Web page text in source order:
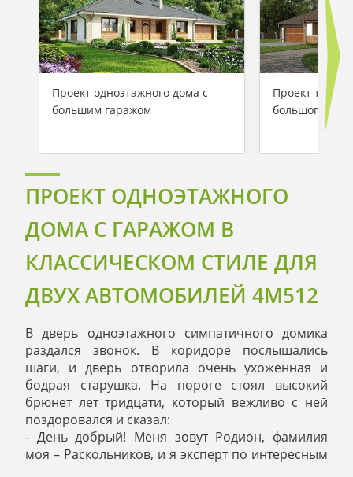
Проект одноэтажного дома с
большим гаражом
Проект
большого
ПРОЕКТ ОДНОЭТАЖНОГО
ДОМА С ГАРАЖОМ В
КЛАССИЧЕСКОМ СТИЛЕ ДЛЯ
ДВУХ АВТОМОБИЛЕЙ 4M512
В дверь одноэтажного симпатичного домика
раздался звонок. В коридоре послышались
шаги, и дверь отворила очень ухоженная и
бодрая старушка. На пороге стоял высокий
брюнет лет тридцати, который вежливо с ней
поздоровался и сказал:
- День добрый! Меня зовут Родион, фамилия
моя – Раскольников, и я эксперт по интересным